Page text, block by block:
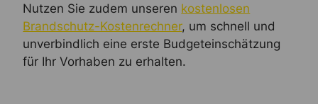
Nutzen Sie zudem unseren kostenlosen
Brandschutz-Kostenrechner, um schnell und
unverbindlich eine erste Budgeteinschätzung
für Ihr Vorhaben zu erhalten.